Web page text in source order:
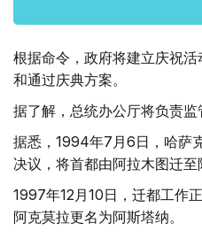
根据命令，政府将建立庆祝
和通过庆典方案。
据了解，总统办公厅将负责监
据悉，1994年7月6日，哈萨
决议，将首都由阿拉木图迁至
1997年12月10日，迁都工作
阿克莫拉更名为阿斯塔纳。